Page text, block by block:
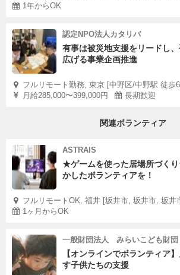
1年からOK
認定NPO法人カタリバ
有事は被災地支援をリードし
広げる事業企画推進
フルリモート勤務, 東京 [中野区/中野駅 徒歩
月給285,000〜399,000円
長期歓迎
関連ボランティア
ASTRAIS
★ゲームを使った居場所づく
かしたボランティアを！
フルリモートOK, 福井 [坂井市, 坂井市, 坂井
1ヶ月からOK
一般財団法人 みらいこども財団
【オンラインでボランティア
す子供たちの支援